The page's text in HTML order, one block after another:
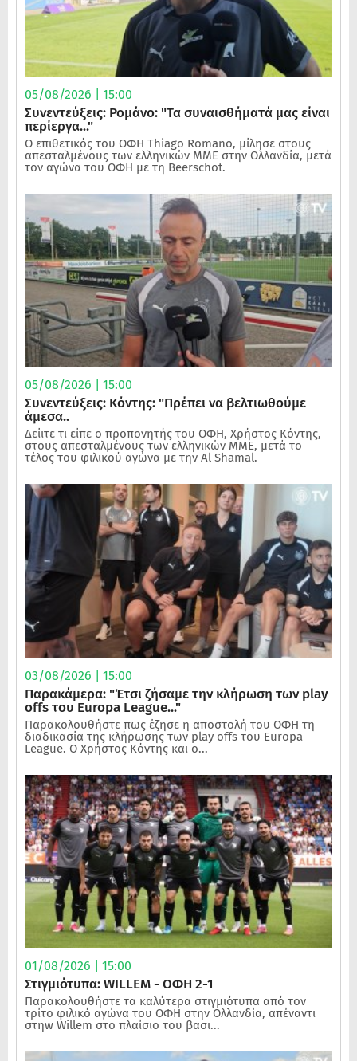
05/08/2026 | 15:00
Συνεντεύξεις: Ρομάνο: "Τα συναισθήματά μας είναι
περίεργα..."
Ο επιθετικός του ΟΦΗ Thiago Romano, μίλησε στους
απεσταλμένους των ελληνικών ΜΜΕ στην Ολλανδία, μετά
τον αγώνα του ΟΦΗ με τη Beerschot.
05/08/2026 | 15:00
Συνεντεύξεις: Κόντης: "Πρέπει να βελτιωθούμε
άμεσα..
Δείιτε τι είπε ο προπονητής του ΟΦΗ, Χρήστος Κόντης,
στους απεσταλμένους των ελληνικών ΜΜΕ, μετά το
τέλος του φιλικού αγώνα με την Al Shamal.
03/08/2026 | 15:00
Παρακάμερα: "Έτσι ζήσαμε την κλήρωση των play
offs του Europa League..."
Παρακολουθήστε πως έζησε η αποστολή του ΟΦΗ τη
διαδικασία της κλήρωσης των play offs του Europa
League. Ο Χρήστος Κόντης και ο...
01/08/2026 | 15:00
Στιγμιότυπα: WILLEM - ΟΦΗ 2-1
Παρακολουθήστε τα καλύτερα στιγμιότυπα από τον
τρίτο φιλικό αγώνα του ΟΦΗ στην Ολλανδία, απέναντι
στηw Willem στο πλαίσιο του βασι...